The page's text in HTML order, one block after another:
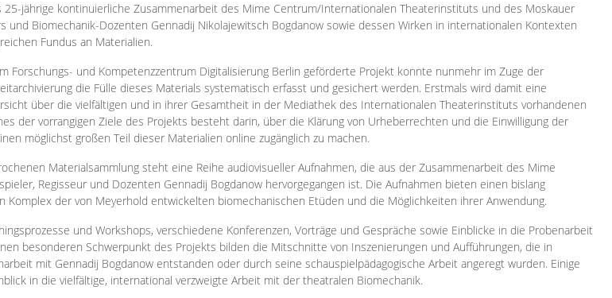
jährige kontinuierliche Zusammenarbeit des Mime Centrum/Internationalen Theaterinstituts und des Moskauer
und Biomechanik-Dozenten Gennadij Nikolajewitsch Bogdanow sowie dessen Wirken in internationalen Kontexten
Fundus an Materialien.
Forschungs- und Kompetenzzentrum Digitalisierung Berlin geförderte Projekt konnte nunmehr im Zuge der
die Fülle dieses Materials systematisch erfasst und gesichert werden. Erstmals wird damit eine
über die vielfältigen und in ihrer Gesamtheit in der Mediathek des Internationalen Theaterinstituts vorhandenen
der vorrangigen Ziele des Projekts besteht darin, über die Klärung von Urheberrechten und die Einwilligung der
möglichst großen Teil dieser Materialien online zugänglich zu machen.
Materialsammlung steht eine Reihe audiovisueller Aufnahmen, die aus der Zusammenarbeit des Mime
Regisseur und Dozenten Gennadij Bogdanow hervorgegangen ist. Die Aufnahmen bieten einen bislang
Komplex der von Meyerhold entwickelten biomechanischen Etüden und die Möglichkeiten ihrer Anwendung.
und Workshops, verschiedene Konferenzen, Vorträge und Gespräche sowie Einblicke in die Probenarbeit
besonderen Schwerpunkt des Projekts bilden die Mitschnitte von Inszenierungen und Aufführungen, die in
mit Gennadij Bogdanow entstanden oder durch seine schauspielpädagogische Arbeit angeregt wurden. Einige
in die vielfältige, international verzweigte Arbeit mit der theatralen Biomechanik.